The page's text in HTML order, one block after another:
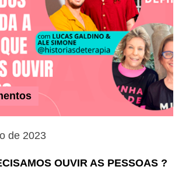
de 2023
OUVIR AS PESSOAS ?